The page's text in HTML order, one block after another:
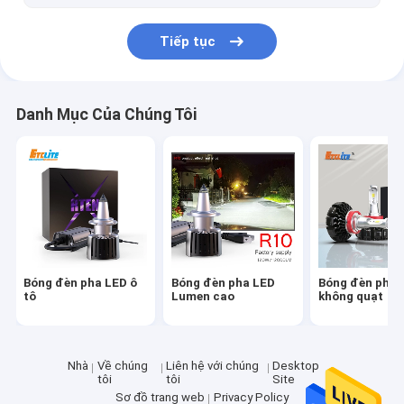
Tiếp tục
Danh Mục Của Chúng Tôi
Bóng đèn pha LED ô
tô
Bóng đèn pha LED
Lumen cao
Bóng đèn pha
không quạt
Nhà
Về chúng
tôi
Liên hệ với chúng
tôi
Desktop
Site
Sơ đồ trang web
Privacy Policy